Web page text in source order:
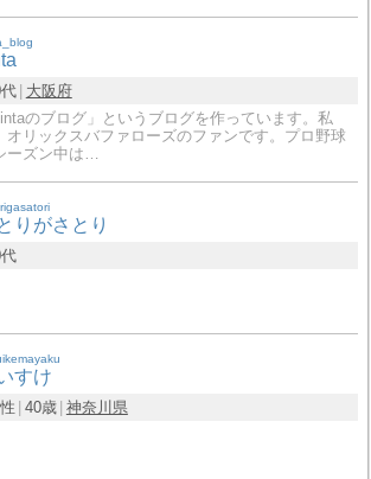
大阪府
のブログ」というブログを作っています。私
オリックスバファローズのファンです。プロ野球
ーズン中は…
りがさとり
すけ
40歳 神奈川県